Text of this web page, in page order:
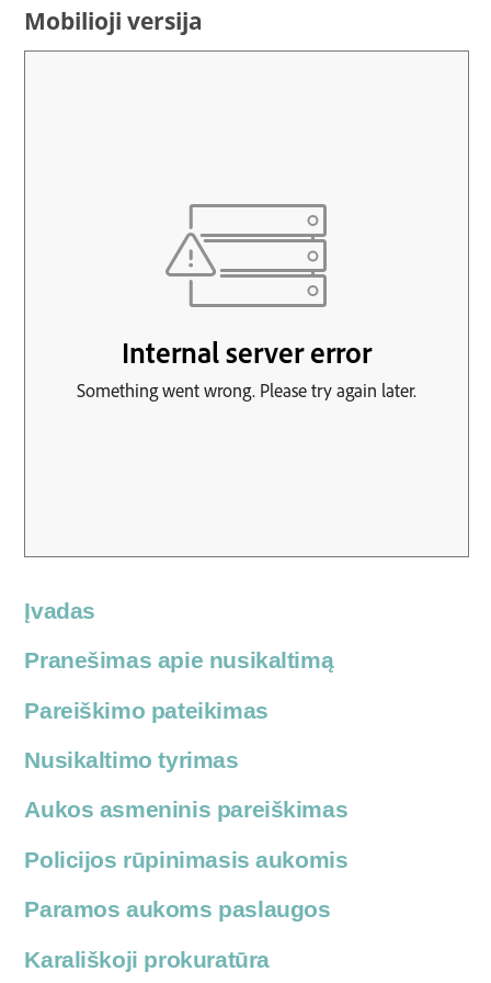
Mobilioji versija
Įvadas
Pranešimas apie nusikaltimą
Pareiškimo pateikimas
Nusikaltimo tyrimas
Aukos asmeninis pareiškimas
Policijos rūpinimasis aukomis
Paramos aukoms paslaugos
Karališkoji prokuratūra